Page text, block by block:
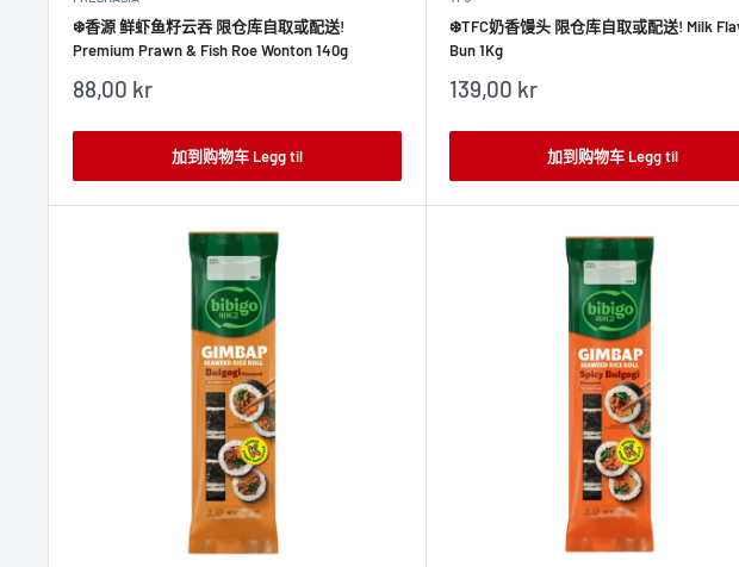
❄️香源 鲜虾鱼籽云吞 限仓库自取或配送!
Premium Prawn & Fish Roe Wonton 140g
销
价
88,00 kr
加到购物车 Legg til
❄️TFC奶香馒头 限仓库自取或配送! Milk
Bun 1Kg
销
价
139,00 kr
加到购物车 Legg til